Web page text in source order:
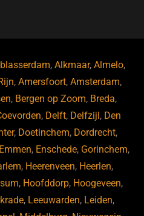
,Alkmaar,Almelo,
,Amersfoort,Amsterdam,
, Bergen op Zoom, Breda,
, Delft, Delfzijl , Den
, Doetinchem, Dordrecht,
Emmen, Enschede, Gorinchem,
, Heerenveen, Heerlen,
, Hoofddorp, Hoogeveen,
, Leeuwarden, Leiden,